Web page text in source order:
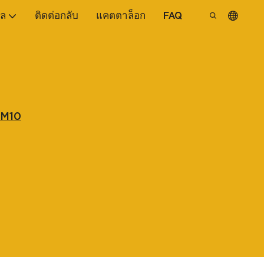
ติดต่อกลับ แคตตาล็อก FAQ